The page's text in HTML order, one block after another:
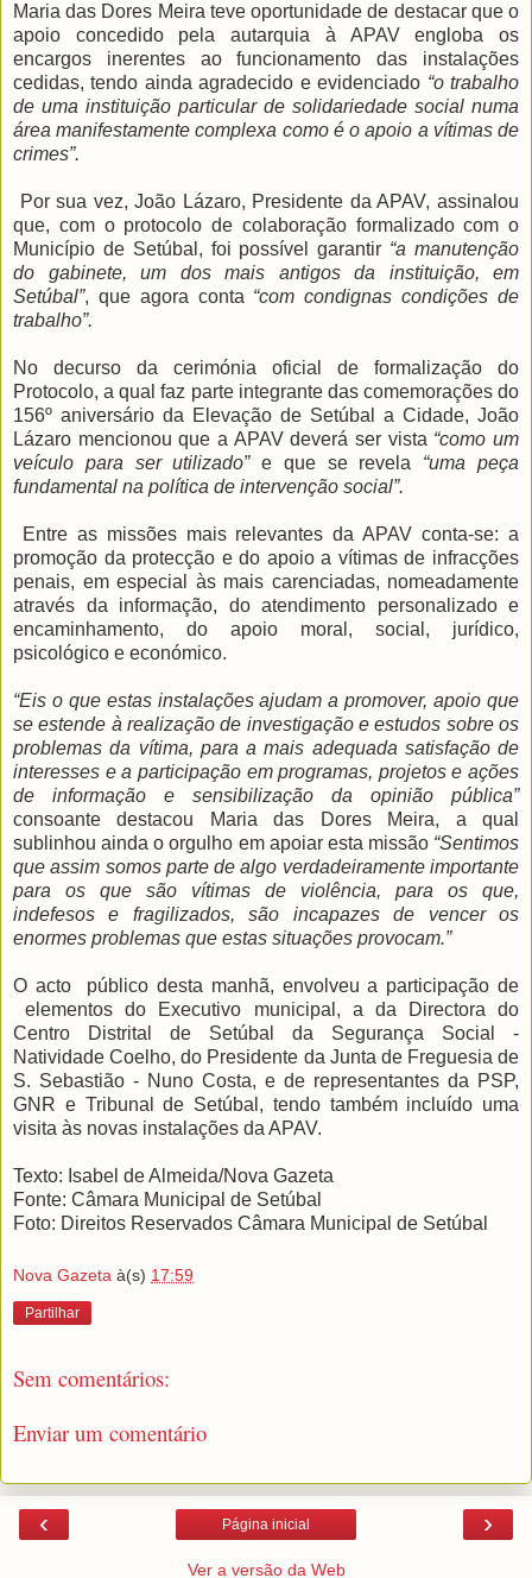
Maria das Dores Meira teve oportunidade de destacar que o
apoio concedido pela autarquia à APAV engloba os
encargos inerentes ao funcionamento das instalações
cedidas, tendo ainda agradecido e evidenciado “o trabalho
de uma instituição particular de solidariedade social numa
área manifestamente complexa como é o apoio a vítimas de
crimes”.
Por sua vez, João Lázaro, Presidente da APAV, assinalou
que, com o protocolo de colaboração formalizado com o
Município de Setúbal, foi possível garantir “a manutenção
do gabinete, um dos mais antigos da instituição, em
Setúbal”, que agora conta “com condignas condições de
trabalho”.
No decurso da cerimónia oficial de formalização do
Protocolo, a qual faz parte integrante das comemorações do
156º aniversário da Elevação de Setúbal a Cidade, João
Lázaro mencionou que a APAV deverá ser vista “como um
veículo para ser utilizado”e que se revela “uma peça
fundamental na política de intervenção social”.
Entre as missões mais relevantes da APAV conta-se: a
promoção da protecção e do apoio a vítimas de infracções
penais, em especial às mais carenciadas, nomeadamente
através da informação, do atendimento personalizado e
encaminhamento, do apoio moral, social, jurídico,
psicológico e económico.
“Eis o que estas instalações ajudam a promover, apoio que
se estende à realização de investigação e estudos sobre os
problemas da vítima, para a mais adequada satisfação de
interesses e a participação em programas, projetos e ações
de informação e sensibilização da opinião pública”
consoante destacou Maria das Dores Meira, a qual
sublinhou ainda o orgulho em apoiar esta missão “Sentimos
que assim somos parte de algo verdadeiramente importante
para os que são vítimas de violência, para os que,
indefesos e fragilizados, são incapazes de vencer os
enormes problemas que estas situações provocam.”
O acto público desta manhã, envolveu a participação de
elementos do Executivo municipal, a da Directora do
Centro Distrital de Setúbal da Segurança Social -
Natividade Coelho, do Presidente da Junta de Freguesia de
S. Sebastião - Nuno Costa, e de representantes da PSP,
GNR e Tribunal de Setúbal, tendo também incluído uma
visita às novas instalações da APAV.
Texto: Isabel de Almeida/Nova Gazeta
Fonte: Câmara Municipal de Setúbal
Foto: Direitos Reservados Câmara Municipal de Setúbal
Nova Gazeta à(s) 17:59
Partilhar
Sem comentários:
Enviar um comentário
‹ ›
Página inicial
Ver a versão da Web